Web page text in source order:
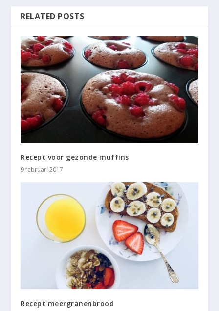
RELATED POSTS
Recept voor gezonde muffins
9 februari 2017
Recept meergranenbrood